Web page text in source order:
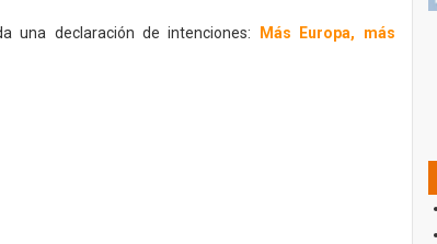
una declaración de intenciones:
Más Europa, más